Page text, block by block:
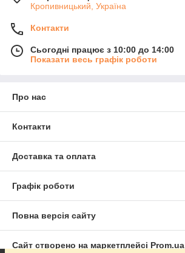
Кропивницький, Україна
Контакти
Сьогодні працює з 10:00 до 14:00
Показати весь графік роботи
Про нас
Контакти
Доставка та оплата
Графік роботи
Повна версія сайту
Сайт створено на маркетплейсі Prom.ua